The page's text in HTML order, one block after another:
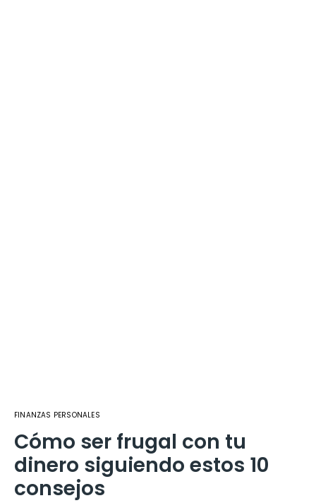
FINANZAS PERSONALES
Cómo ser frugal con tu
dinero siguiendo estos 10
consejos